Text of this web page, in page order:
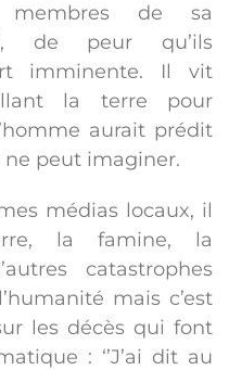
de sa
de peur qu’ils
imminente. Il vit
la terre pour
aurait prédit
ne peut imaginer.
médias locaux, il
la famine, la
catastrophes
mais c’est
les décès qui font
: ‘’J’ai dit au